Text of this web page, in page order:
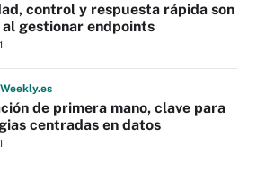
control y respuesta rápida son
al gestionar endpoints
Weekly.es
de primera mano, clave para
centradas en datos